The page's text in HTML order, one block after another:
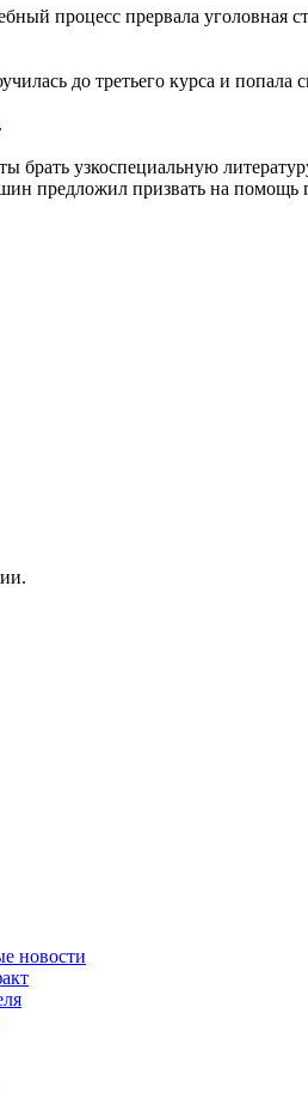
процесс прервала уголовная
до третьего курса и
узкоспециальную
предложил призвать на помощь
новости